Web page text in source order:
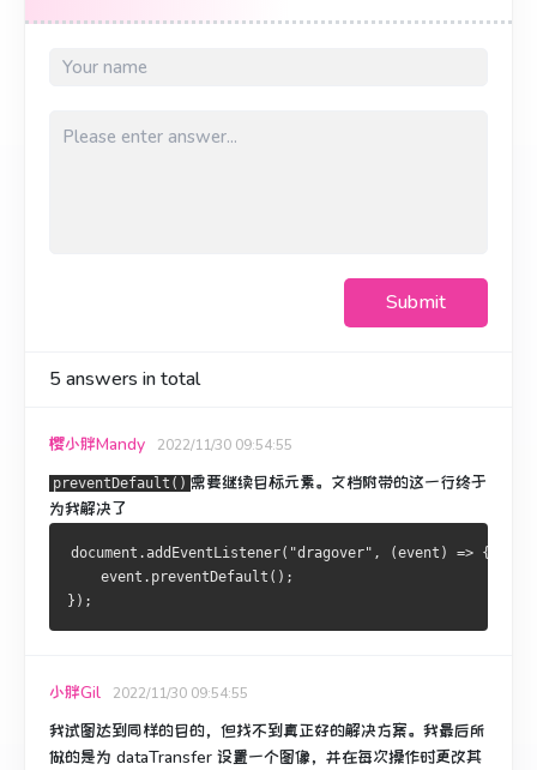
Submit
5answers in total
樱小胖Mandy 2022/11/30 09:54:55
preventDefault() 需要继续目标元素。 文档附带的这一行终于
为我解决了
document.addEventListener( "dragover" , (event) => {
    event.preventDefault();
});
小胖Gil 2022/11/30 09:54:55
我试图达到同样的目的，但找不到真正好的解决方案。 我最后所
做的是为 dataTransfer 设置一个图像，并在每次操作时更改其